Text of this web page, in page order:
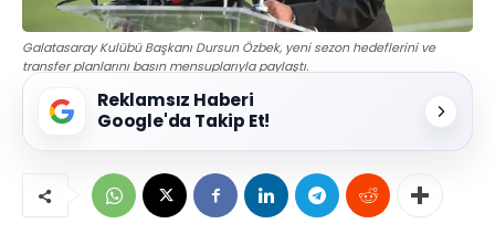
Galatasaray Kulübü Başkanı Dursun Özbek, yeni sezon hedeflerini ve
transfer planlarını basın mensuplarıyla paylaştı.
Reklamsız Haberi
Google'da Takip Et!